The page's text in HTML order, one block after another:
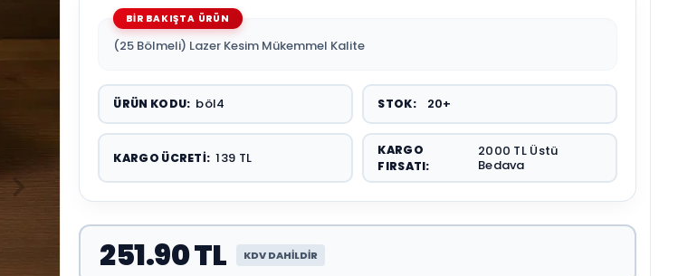
(25 Bölmeli) Lazer Kesim Mükemmel Kalite
ÜRÜN KODU: böl4 STOK: 20+
KARGO ÜCRETI: 139 TL
KARGO
FIRSATI:
2000 TL Üstü
Bedava
251.90 TL KDV DAHİLDİR